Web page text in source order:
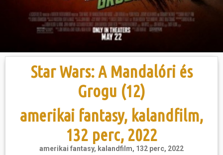
Star Wars: A Mandalóri és
Grogu (12)
amerikai fantasy, kalandfilm,
132 perc, 2022
amerikai fantasy, kalandfilm, 132 perc, 2022